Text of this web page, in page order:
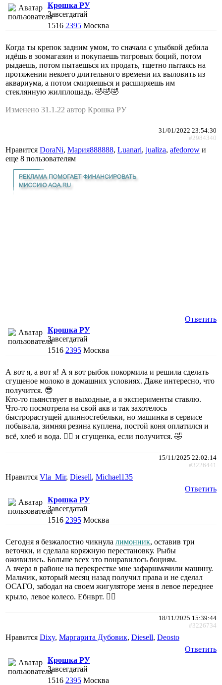
Крошка РУ
Завсегдатай
1516 2395 Москва
Когда ты крепок задним умом, то сначала с улыбкой дебила
идёшь в зоомагазин и покупаешь тигровых боций, потом
рыдаешь, потом пытаешься их продать, тщетно пытаясь на
протяжении некоего длительного времени их выловить из
аквариума, а потом смиряешься и расширяешь им
стеклянную жилплощадь. 🤣🤣🤣
Изменено 31.1.22 автор Крошка РУ
31/01/2022 23:54:30
#2984340
Нравится DoraNi, Мария888888, Luanari, jualiza, afedorow и
еще 8 пользователям
Ответить
Крошка РУ
Завсегдатай
1516 2395 Москва
А вот я, а вот я! А я вот рыбок покормила и решила сделать
сгущеное молоко в домашних условиях. Даже интересно, что
получится. 😎
Кто-то пьянствует в выходные, а я эксперименты ставлю.
Что-то посмотрела на свой акв и так захотелось
быстрорастущей длинностебельки, но машинка в сервисе
побывала, зимняя резина куплена, постой коня оплатился и
всё, хлеб и вода. 🤦‍♀️ и сгущенка, если получится. 🤣
15/11/2025 22:02:14
#3226441
Нравится Vla_Mir, Diesell, Michael135
Ответить
Крошка РУ
Завсегдатай
1516 2395 Москва
Сегодня я безжалостно чикнула лимонник, оставив три
веточки, и сделала коряжную перестановку. Рыбы
оживились. Больше всех это понравилось боциям.
А вчера в районе на перекрестке мне зафаршмачили машину.
Мальчик, который месяц назад получил права и не сделал
ОСАГО, забодал на своем жигуляторе меня в левое переднее
крыло, левое колесо. Ебнврт. 🤷‍♀️
18/11/2025 15:39:44
#3226734
Нравится Dixy, Маргарита Дубовик, Diesell, Deosto
Ответить
Крошка РУ
Завсегдатай
1516 2395 Москва